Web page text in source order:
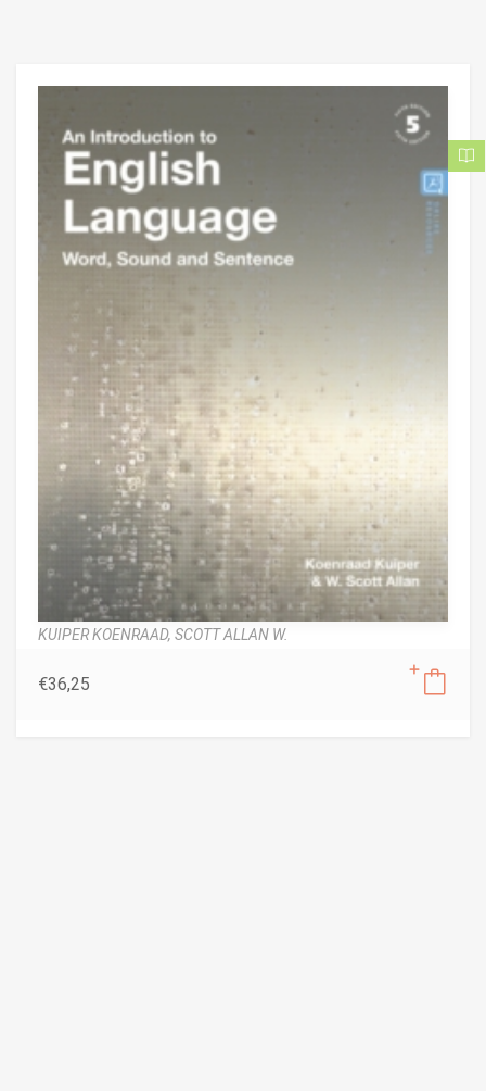
KUIPER KOENRAAD, SCOTT ALLAN W.
€36,25